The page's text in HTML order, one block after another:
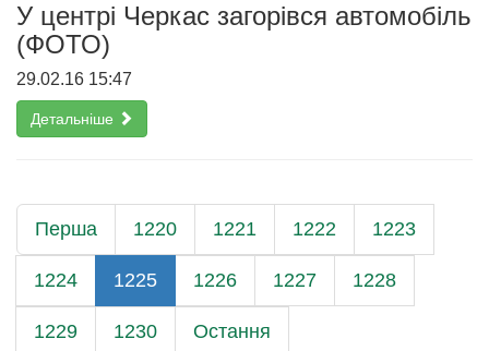
У центрі Черкас загорівся автомобіль
(ФОТО)
29.02.16 15:47
Детальніше
Перша 1220 1221 1222 1223
1224 1225 1226 1227 1228
1229 1230 Остання